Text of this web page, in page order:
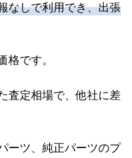
なしで利用でき、出張
格です。
査定相場で、他社に差
ーツ、純正パーツのプ